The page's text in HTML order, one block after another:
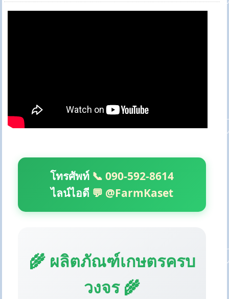
โทรศัพท์ 📞 090-592-8614
ไลน์ไอดี 💬 @FarmKaset
🌾 ผลิตภัณฑ์เกษตรครบ
วงจร 🌾